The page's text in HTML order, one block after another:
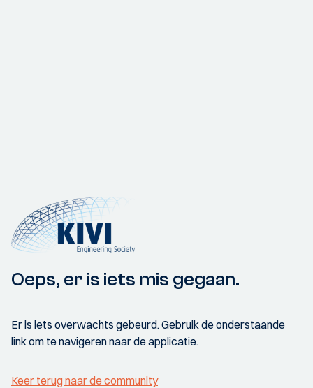
Oeps, er is iets mis gegaan.
Er is iets overwachts gebeurd. Gebruik de onderstaande
link om te navigeren naar de applicatie.
Keer terug naar de community